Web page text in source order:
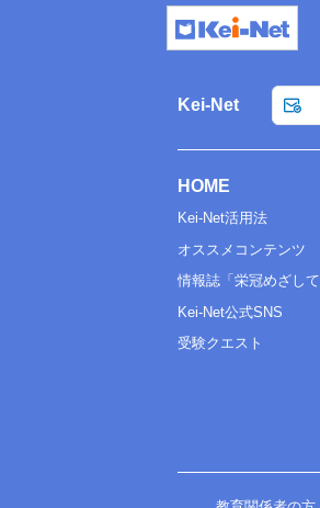
Kei-Net
HOME
Kei-Net活用法
オススメコンテンツ
情報誌「栄冠めざして
Kei-Net公式SNS
受験クエスト